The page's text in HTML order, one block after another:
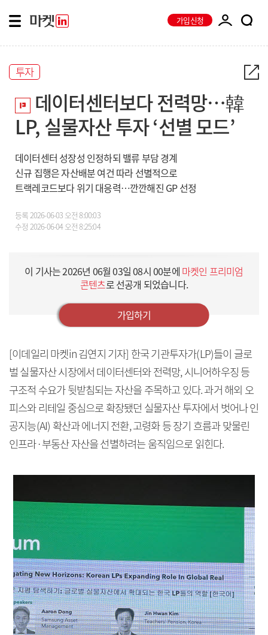
가입신청
투자
데이터센터보다 전력망…韓
LP, 실물자산 투자 ‘선별 모드’
데이터센터 성장성 인정하되 밸류 부담 경계
신규 집행은 자산배분 여건 따라 선별적으로
트랙레코드보다 위기 대응력…깐깐해진 GP 선정
등록2026-06-03 오전 8:00:03
수정 2026-06-04 오전 8:25:04
이 기사는2026년 06월 03일 08시 00분에 마켓인 프리미엄
콘텐츠로 선공개 되었습니다.
가입하기
[이데일리 마켓in 김연지 기자] 한국 기관투자가(LP)들이 글로
벌 실물자산 시장에서 데이터센터와 전력망, 시니어하우징 등
구조적 수요가 뒷받침되는 자산을 주목하고 있다. 과거 해외 오
피스와 리테일 중심으로 확장됐던 실물자산 투자에서 벗어나 인
공지능(AI) 확산과 에너지 전환, 고령화 등 장기 흐름과 맞물린
인프라·부동산 자산을 선별하려는 움직임으로 읽힌다.